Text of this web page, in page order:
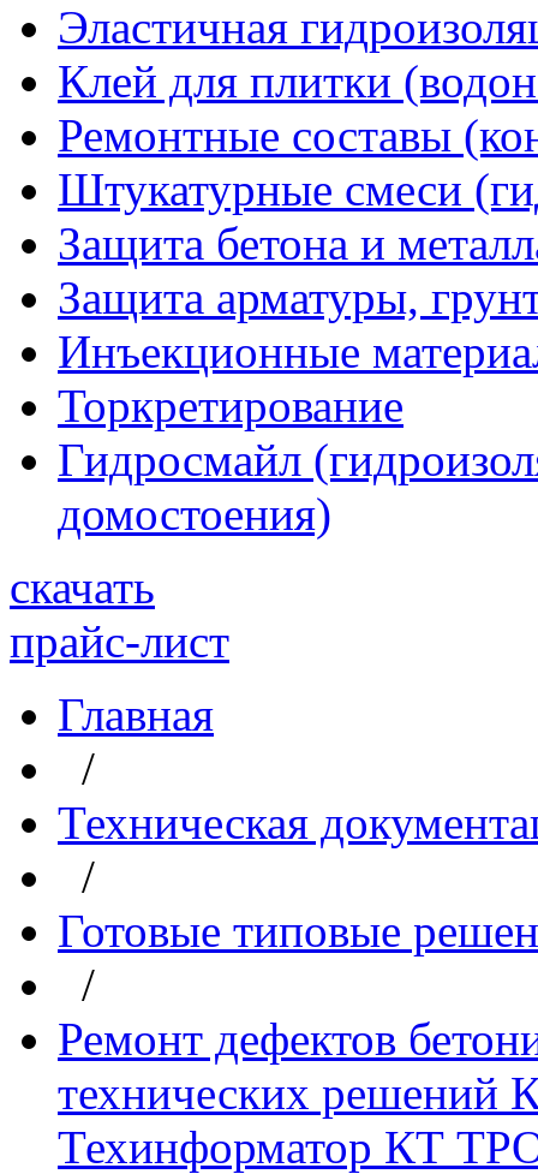
Эластичная
Клей для плитки
Ремонтные составы
Штукатурные смеси
Защита бетона и
Защита арматуры,
Инъекционные
Торкретирование
Гидросмайл
домостоения)
скачать
прайс-лист
Главная
/
Техническая
/
Готовые типовые
/
Ремонт дефектов
технических решений
Техинформатор КТ